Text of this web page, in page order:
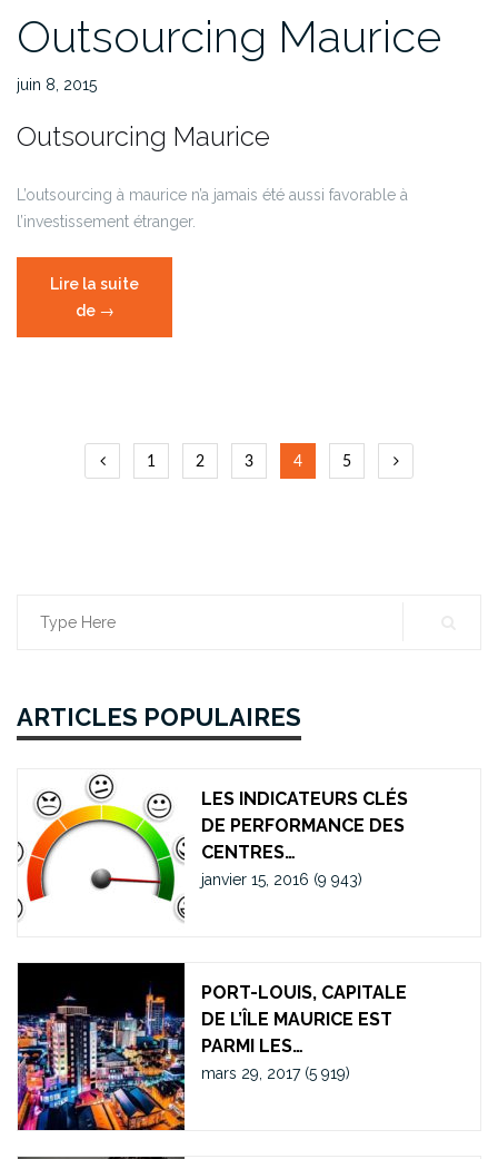
Outsourcing Maurice
juin 8, 2015
Outsourcing Maurice
L’outsourcing à maurice n’a jamais été aussi favorable à
l’investissement étranger.
Lire la suite
de « Outsourcing
Maurice »
→
Navigation
1 2 3 4 5
Search
ARTICLES POPULAIRES
LES INDICATEURS CLÉS
DE PERFORMANCE DES
CENTRES…
janvier 15, 2016 (9 943)
PORT-LOUIS, CAPITALE
DE L’ÎLE MAURICE EST
PARMI LES…
mars 29, 2017 (5 919)